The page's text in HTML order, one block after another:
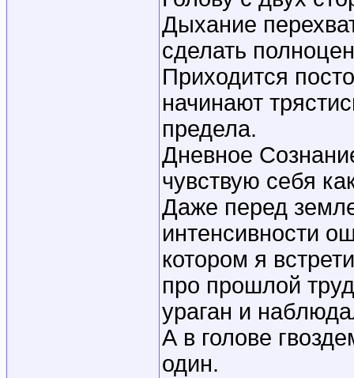
Дыхание
сделать
Приходится
начинают
предела.
Дневное
чувствую себя
Даже перед
интенсивности
котором я
про прошлой
ураган и
А в голове
один.